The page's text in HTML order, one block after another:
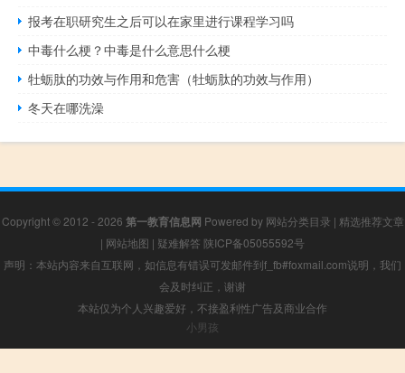
报考在职研究生之后可以在家里进行课程学习吗
中毒什么梗？中毒是什么意思什么梗
牡蛎肽的功效与作用和危害（牡蛎肽的功效与作用）
冬天在哪洗澡
Copyright © 2012 - 2026 第一教育信息网 Powered by 网站分类目录 | 精选推荐文章
| 网站地图 | 疑难解答 陕ICP备05055592号
声明：本站内容来自互联网，如信息有错误可发邮件到f_fb#foxmail.com说明，我们
会及时纠正，谢谢
本站仅为个人兴趣爱好，不接盈利性广告及商业合作
小男孩